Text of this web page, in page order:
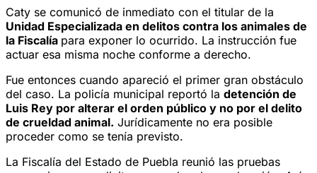
Caty se comunicó de inmediato con el titular de la
Unidad Especializada en delitos contra los animales de
la Fiscalía para exponer lo ocurrido. La instrucción fue
actuar esa misma noche conforme a derecho.
Fue entonces cuando apareció el primer gran obstáculo
del caso. La policía municipal reportó la detención de
Luis Rey por alterar el orden público y no por el delito
de crueldad animal. Jurídicamente no era posible
proceder como se tenía previsto.
La Fiscalía del Estado de Puebla reunió las pruebas